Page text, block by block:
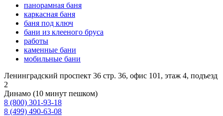
панорамная баня
каркасная баня
баня под ключ
бани из клееного бруса
работы
каменные бани
мобильные бани
Ленинградский проспект 36 стр. 36, офис 101, этаж 4, подъезд
2
Динамо (10 минут пешком)
8 (800) 301-93-18
8 (499) 490-63-08